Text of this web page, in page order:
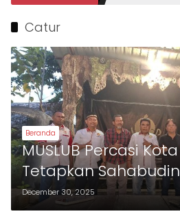
Catur
Beranda
MUSLUB Percasi
Tetapkan
Ketua Masa Bakti
December 30, 2025